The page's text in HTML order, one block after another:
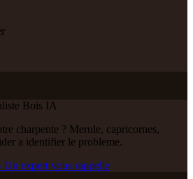
Bois IA
charpente ? Merule, capricornes,
a identifier le probleme.
expert vous rappelle